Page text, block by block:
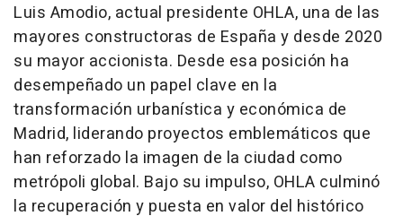
Luis Amodio, actual presidente OHLA, una de las
mayores constructoras de España y desde 2020
su mayor accionista. Desde esa posición ha
desempeñado un papel clave en la
transformación urbanística y económica de
Madrid, liderando proyectos emblemáticos que
han reforzado la imagen de la ciudad como
metrópoli global. Bajo su impulso, OHLA culminó
la recuperación y puesta en valor del histórico